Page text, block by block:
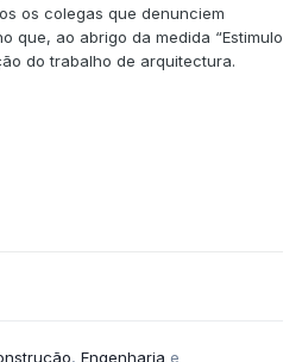
os colegas que denunciem
que, ao abrigo da medida “Estimulo
do trabalho de arquitectura.
, Engenharia e